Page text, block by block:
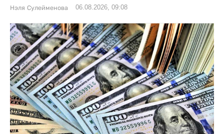
Нэля Сулейменова 06.08.2026, 09:08